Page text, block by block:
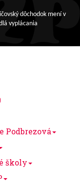
dôchodok mení v
vyplácania
Podbrezová
školy